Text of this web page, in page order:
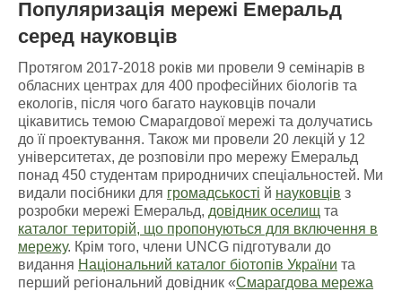
Популяризація мережі Емеральд
серед науковців
Протягом 2017-2018 років ми провели 9 семінарів в
обласних центрах для 400 професійних біологів та
екологів, після чого багато науковців почали
цікавитись темою Смарагдової мережі та долучатись
до її проектування. Також ми провели 20 лекцій у 12
університетах, де розповіли про мережу Емеральд
понад 450 студентам природничих спеціальностей. Ми
видали посібники для громадськості й науковців з
розробки мережі Емеральд, довідник оселищ та
каталог територій, що пропонуються для включення в
мережу. Крім того, члени UNCG підготували до
видання Національний каталог біотопів України та
перший регіональний довідник «Смарагдова мережа